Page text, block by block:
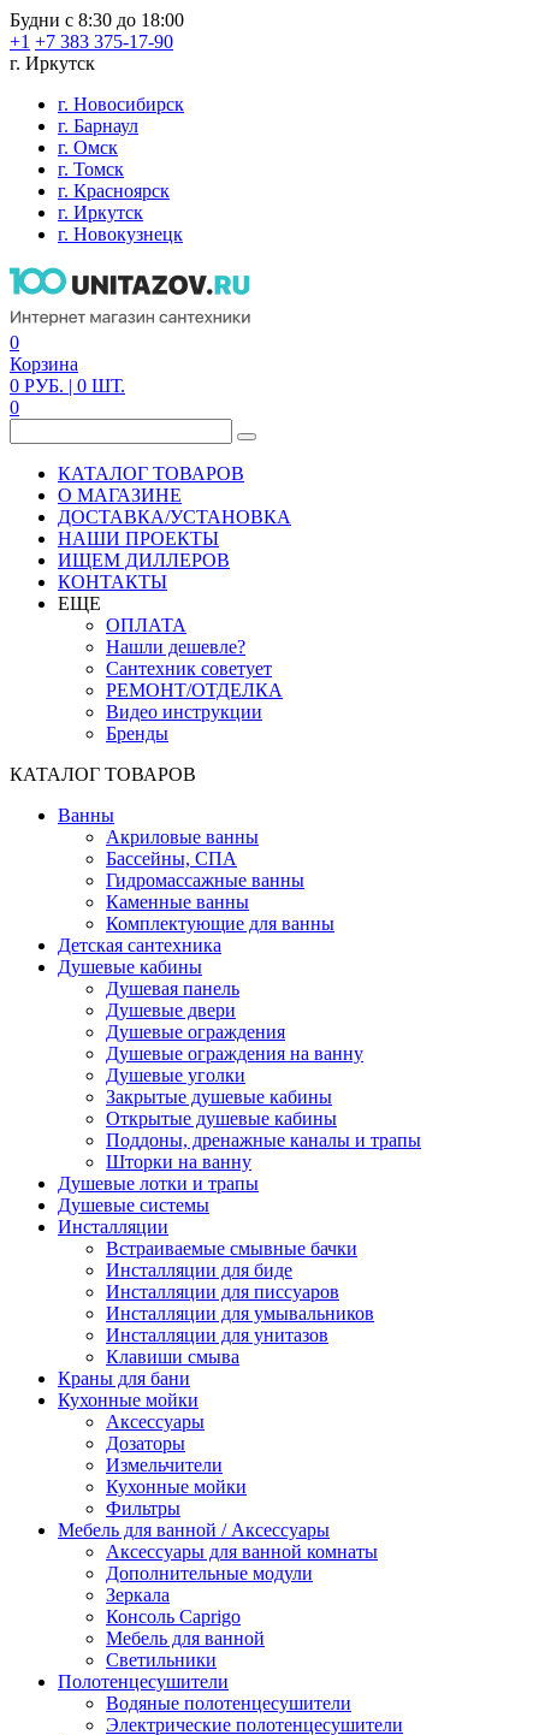
Будни с 8:30 до 18:00
+1 +7 383 375-17-90
г. Иркутск
г. Новосибирск
г. Барнаул
г. Омск
г. Томск
г. Красноярск
г. Иркутск
г. Новокузнецк
0
Корзина
0 РУБ. | 0 ШТ.
0
КАТАЛОГ ТОВАРОВ
О МАГАЗИНЕ
ДОСТАВКА/УСТАНОВКА
НАШИ ПРОЕКТЫ
ИЩЕМ ДИЛЛЕРОВ
КОНТАКТЫ
ЕЩЕ
ОПЛАТА
Нашли дешевле?
Сантехник советует
РЕМОНТ/ОТДЕЛКА
Видео инструкции
Бренды
КАТАЛОГ ТОВАРОВ
Ванны
Акриловые ванны
Бассейны, СПА
Гидромассажные ванны
Каменные ванны
Комплектующие для ванны
Детская сантехника
Душевые кабины
Душевая панель
Душевые двери
Душевые ограждения
Душевые ограждения на ванну
Душевые уголки
Закрытые душевые кабины
Открытые душевые кабины
Поддоны, дренажные каналы и трапы
Шторки на ванну
Душевые лотки и трапы
Душевые системы
Инсталляции
Встраиваемые смывные бачки
Инсталляции для биде
Инсталляции для писсуаров
Инсталляции для умывальников
Инсталляции для унитазов
Клавиши смыва
Краны для бани
Кухонные мойки
Аксессуары
Дозаторы
Измельчители
Кухонные мойки
Фильтры
Мебель для ванной / Аксессуары
Аксессуары для ванной комнаты
Дополнительные модули
Зеркала
Консоль Caprigo
Мебель для ванной
Светильники
Полотенцесушители
Водяные полотенцесушители
Электрические полотенцесушители